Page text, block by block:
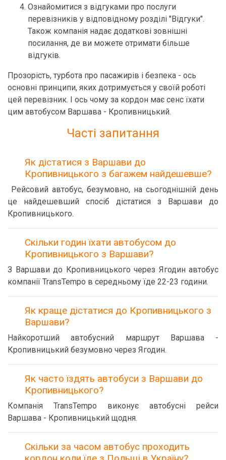
Ознайомитися з відгуками про послуги
перевізників у відповідному розділі "Відгуки".
Також компанія надає додаткові зовнішні
посилання, де ви можете отримати більше
відгуків.
Прозорість, турбота про пасажирів і безпека - ось
основні принципи, яких дотримується у своїй роботі
цей перевізник. І ось чому за кордон має сенс їхати
цим автобусом Варшава - Кропивницький.
Часті запитання
Як дістатися з Варшави до
Кропивницького з багажем найдешевше?
Рейсовий автобус, безумовно, на сьогоднішній день
це найдешевший спосіб дістатися з Варшави до
Кропивницького.
Скільки годин їхати автобусом до
Кропивницького з Варшави?
З Варшави до Кропивницького через Ягодин автобус
компанії TransTempo в середньому їде 22-23 години.
Як краще дістатися до Кропивницького з
Варшави?
Найкоротший автобусний маршрут Варшава -
Кропивницький безумовно через Ягодин.
Як часто їздять автобуси з Варшави до
Кропивницького?
Компанія TransTempo виконує автобусні рейси
Варшава - Кропивницький щодня.
Скільки за часом автобус проходить